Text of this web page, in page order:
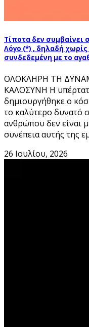
Τίποτα δεν
Λόγο (*) , δηλαδή χωρίς
συνδεδεμένη με το
ΟΛΟΚΛΗΡΗ ΤΗ
ΚΑΛΟΣΥΝΗ Η
δημιουργήθηκε ο
το καλύτερο δυνατό
ανθρώπου δεν είναι
συνέπεια αυτής της
26 Ιουλίου, 2026